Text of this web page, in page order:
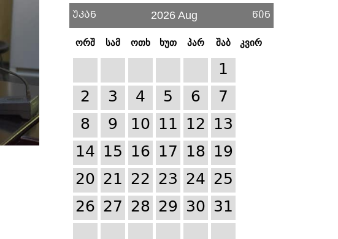
უკან 2026 Aug წინ
ორშ სამ ოთხ ხუთ პარ შაბ კვირ
1
2
3 4 5 6
7
8
9 10 11 12 13
14 15 16 17 18 19
20 21 22 23 24 25
26 27 28 29 30 31